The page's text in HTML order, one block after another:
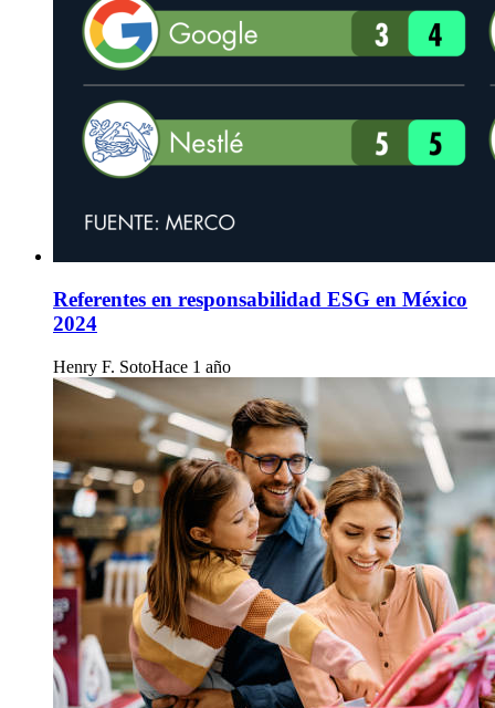
Referentes en responsabilidad ESG en México
2024
Henry F. SotoHace 1 año